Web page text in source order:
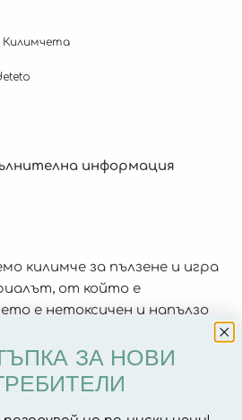
Килимчета
информация
килимче за пълзене и игра
от който е
е нетоксичен и напълзо
прави подходящ за употреба
ранна възраст.
ЗА НОВИ